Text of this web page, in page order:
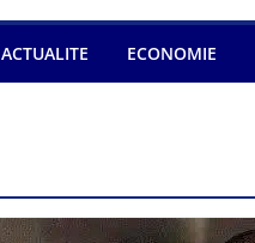
ACTUALITE ECONOMIE